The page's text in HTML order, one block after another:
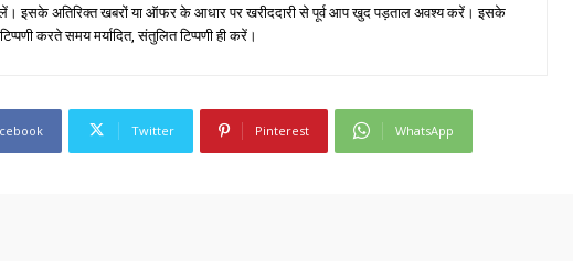
लें। इसके अतिरिक्त खबरों या ऑफर के आधार पर खरीददारी से पूर्व आप खुद पड़ताल अवश्य करें। इसके
करते समय मर्यादित, संतुलित टिप्पणी ही करें।
Twitter Pinterest WhatsApp